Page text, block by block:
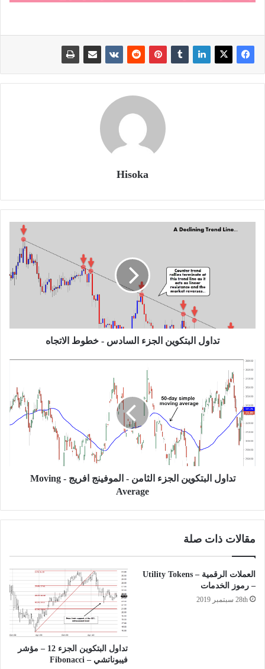
Hisoka
تداول البتكوين الجزء السادس - خطوط الاتجاه
البتكوين
الجزء
الثامن
-
الموفينج
افريج
Moving
Average
تداول البتكوين الجزء الثامن - الموفينج افريج - Moving
Average
مقالات ذات صلة
العملات الرقمية – Utility Tokens
– رموز الخدمات
28th سبتمبر 2019
تداول البتكوين الجزء 12 – مؤشر
فيبوناتشي – Fibonacci